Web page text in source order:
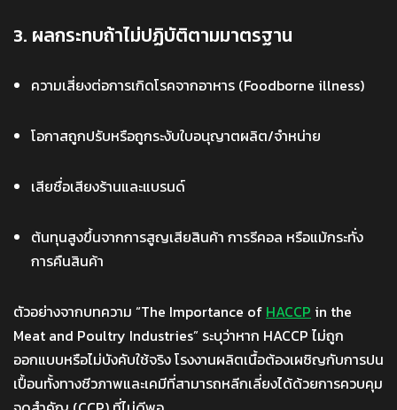
3. ผลกระทบถ้าไม่ปฏิบัติตามมาตรฐาน
ความเสี่ยงต่อการเกิดโรคจากอาหาร (Foodborne illness)
โอกาสถูกปรับหรือถูกระงับใบอนุญาตผลิต/จำหน่าย
เสียชื่อเสียงร้านและแบรนด์
ต้นทุนสูงขึ้นจากการสูญเสียสินค้า การรีคอล หรือแม้กระทั่ง
การคืนสินค้า
ตัวอย่างจากบทความ “The Importance of HACCP in the
Meat and Poultry Industries” ระบุว่าหาก HACCP ไม่ถูก
ออกแบบหรือไม่บังคับใช้จริง โรงงานผลิตเนื้อต้องเผชิญกับการปน
เปื้อนทั้งทางชีวภาพและเคมีที่สามารถหลีกเลี่ยงได้ด้วยการควบคุม